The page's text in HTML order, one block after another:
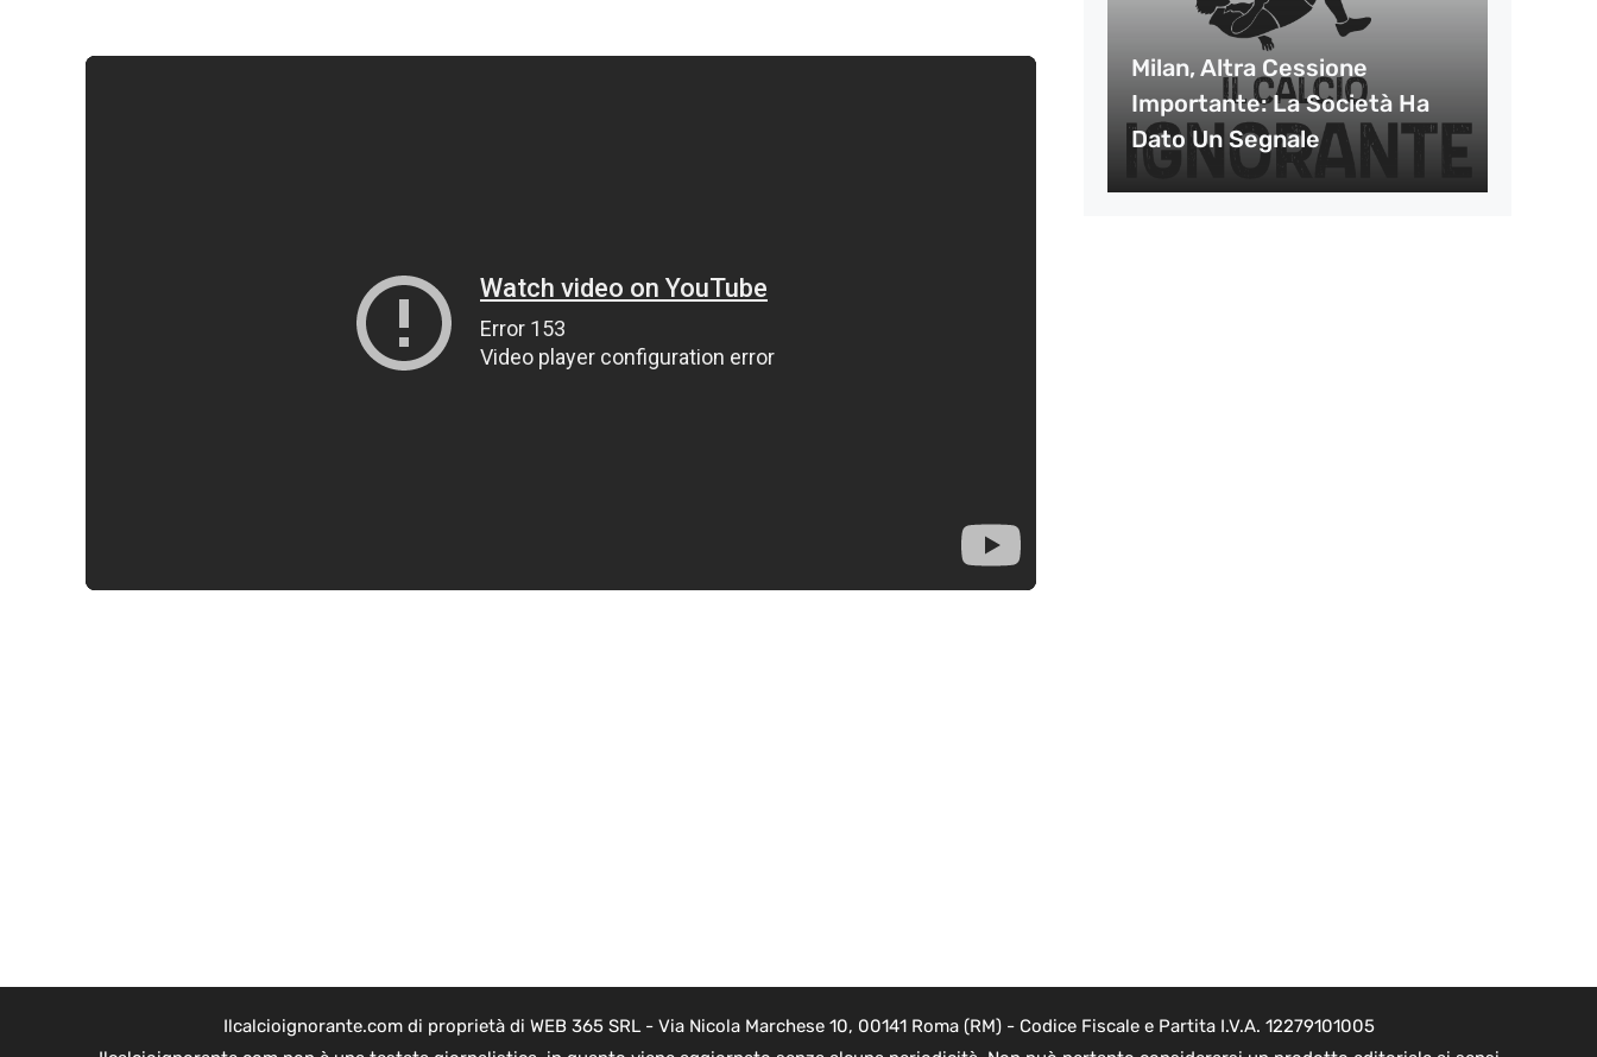
Milan, Altra Cessione
Importante: La Società Ha
Dato Un Segnale
Ilcalcioignorante.com di proprietà di WEB 365 SRL - Via Nicola Marchese 10, 00141 Roma (RM) - Codice Fiscale e Partita I.V.A. 12279101005